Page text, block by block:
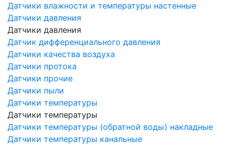
Датчики влажности и температуры настенные
Датчики давления
Датчики давления
Датчик дифференциального давления
Датчики качества воздуха
Датчики протока
Датчики прочие
Датчики пыли
Датчики температуры
Датчики температуры
Датчики температуры (обратной воды) накладные
Датчики температуры канальные